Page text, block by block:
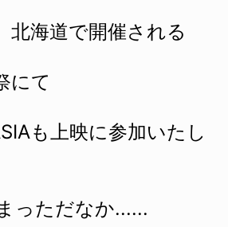
北海道で開催される
にて
も上映に参加いたし
っただなか......